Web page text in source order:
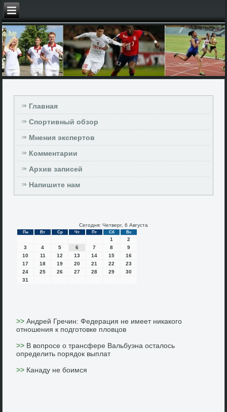
Главная
Спортивный обзор
Мнения экспертов
Комментарии
Архив записей
Напишите нам
Сегодня: Четверг, 6 Августа
Пн Вт Ср Чт Пт Сб Вс
1
2
3
4 5 6 7 8
9
10
11 12 13 14 15
16
17
18 19 20 21 22
23
24
25 26 27 28 29
30
31
>>Андрей Гречин: Федерация не имеет никакого
отношения к подготовке пловцов
>> В вопросе о трансфере Вальбуэна осталось
определить порядок выплат
>> Канаду не боимся